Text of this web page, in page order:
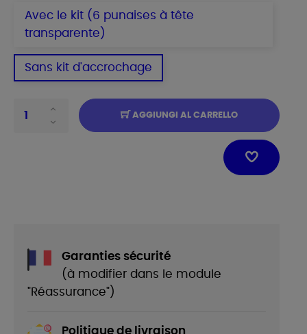
Avec le kit (6 punaises à tête
transparente)
Sans kit d'accrochage
AGGIUNGI AL CARRELLO
Garanties sécurité
(à modifier dans le module
"Réassurance")
Politique de livraison